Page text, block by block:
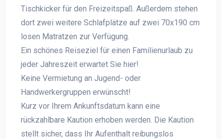
Tischkicker für den Freizeitspaß. Außerdem stehen
dort zwei weitere Schlafplätze auf zwei 70x190 cm
losen Matratzen zur Verfügung.
Ein schönes Reiseziel für einen Familienurlaub zu
jeder Jahreszeit erwartet Sie hier!
Keine Vermietung an Jugend- oder
Handwerkergruppen erwünscht!
Kurz vor Ihrem Ankunftsdatum kann eine
rückzahlbare Kaution erhoben werden. Die Kaution
stellt sicher, dass Ihr Aufenthalt reibungslos